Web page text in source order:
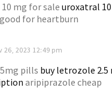
mg for sale uroxatral
for heartburn
26, 2023 12:49 pm
pills buy letrozole 2.5
aripiprazole cheap